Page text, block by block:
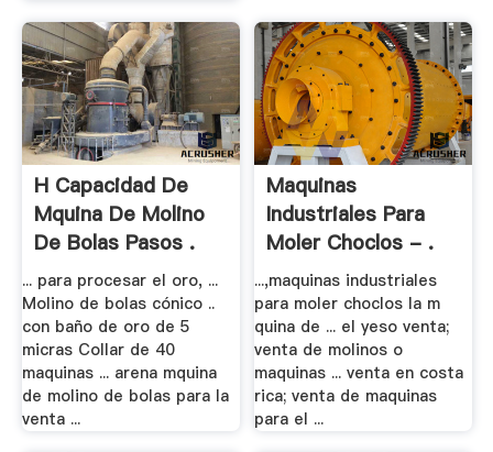
H Capacidad De
Mquina De Molino
De Bolas Pasos .
... para procesar el oro, ...
Molino de bolas cónico ..
con baño de oro de 5
micras Collar de 40
maquinas ... arena mquina
de molino de bolas para la
venta ...
Maquinas
Industriales Para
Moler Choclos - .
...,maquinas industriales
para moler choclos la m
quina de ... el yeso venta;
venta de molinos o
maquinas ... venta en costa
rica; venta de maquinas
para el ...